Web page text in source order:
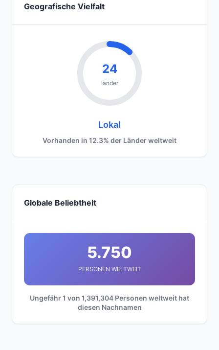
Geografische Vielfalt
24
länder
Lokal
Vorhanden in 12.3% der Länder weltweit
Globale Beliebtheit
5.750
PERSONEN WELTWEIT
Ungefähr 1 von 1,391,304 Personen weltweit hat
diesen Nachnamen